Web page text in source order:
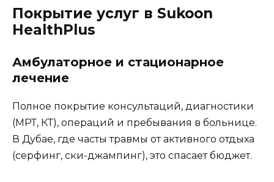
Покрытие услуг в Sukoon
HealthPlus
Амбулаторное и стационарное
лечение
Полное покрытие консультаций, диагностики
(МРТ, КТ), операций и пребывания в больнице.
В Дубае, где часты травмы от активного отдыха
(серфинг, ски-джампинг), это спасает бюджет.